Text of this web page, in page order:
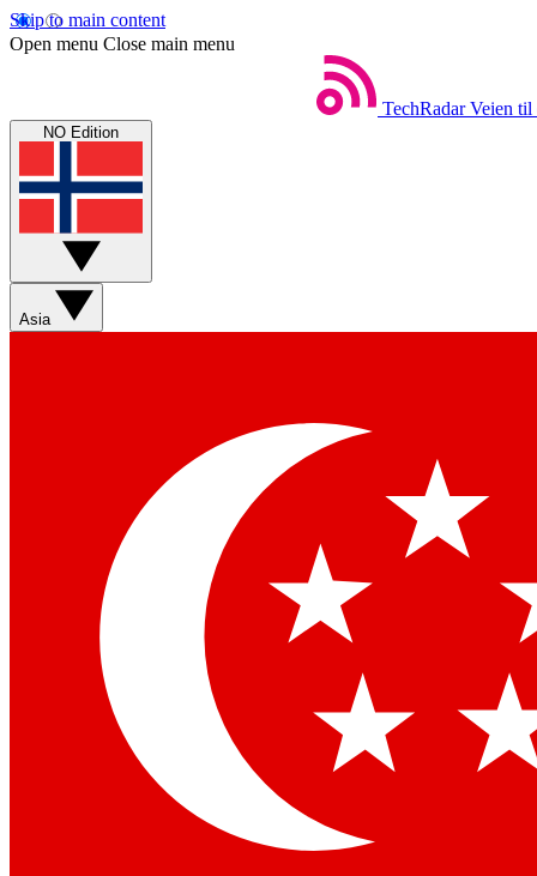
Skip to main content
Open menu Close main menu
TechRadar Veien til
NO Edition
Asia